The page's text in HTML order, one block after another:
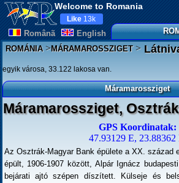
Welcome to Romania
Românã English
Like 13k
ROMÁNIA>MÁRAMAROSSZIGET>
egyik városa, 33.122 lakosa van.
Máramarossziget
Máramarossziget,
GPS Koordinatak:
47.93129 E, 23.88362
Az Osztrák-Magyar Bank épülete a XX. század
épült, 1906-1907 között, Alpár Ignácz
bejárati ajtó szépen díszített. Külseje és